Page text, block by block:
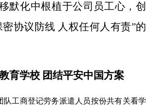
默化中根植于公司员工心，创
协议防线 人权任何人有责”的
育学校 团结平安中国方案
队工商登记劳务派遣人员按份共有关看学